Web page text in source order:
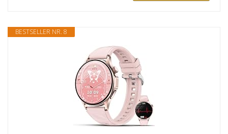
BESTSELLER NR. 8